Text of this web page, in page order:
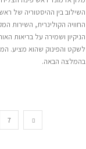
השילוב בין ההיסטוריה של
החוויה הקולינרית, השירות
הניקיון ושמירה על בריאות
לשקט והפינוק שהוא מציע.
בהמלצה הבאה.
7